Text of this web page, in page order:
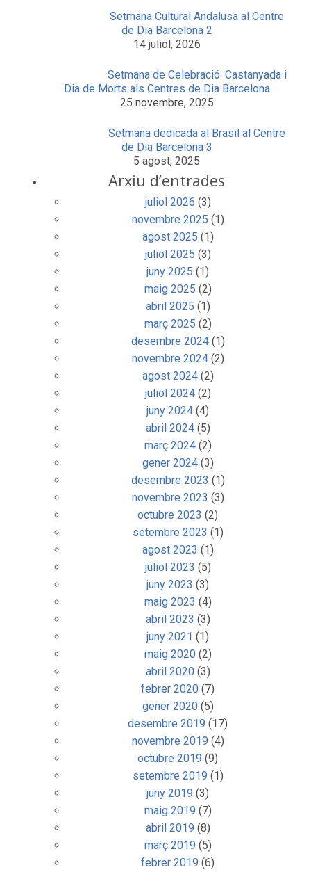
Setmana Cultural Andalusa al Centre
de Dia Barcelona 2
14 juliol, 2026
Setmana de Celebració: Castanyada i
Dia de Morts als Centres de Dia Barcelona
25 novembre, 2025
Setmana dedicada al Brasil al Centre
de Dia Barcelona 3
5 agost, 2025
Arxiu d’entrades
juliol 2026 (3)
novembre 2025 (1)
agost 2025 (1)
juliol 2025 (3)
juny 2025 (1)
maig 2025 (2)
abril 2025 (1)
març 2025 (2)
desembre 2024(1)
novembre 2024(2)
agost 2024(2)
juliol 2024(2)
juny 2024 (4)
abril 2024(5)
març 2024(2)
gener 2024(3)
desembre 2023 (1)
novembre 2023 (3)
octubre 2023 (2)
setembre 2023 (1)
agost 2023 (1)
juliol 2023 (5)
juny 2023 (3)
maig 2023 (4)
abril 2023 (3)
juny 2021 (1)
maig 2020(2)
abril 2020(3)
febrer 2020 (7)
gener 2020(5)
desembre 2019 (17)
novembre 2019 (4)
octubre 2019 (9)
setembre 2019 (1)
juny 2019 (3)
maig 2019 (7)
abril 2019 (8)
març 2019 (5)
febrer 2019 (6)